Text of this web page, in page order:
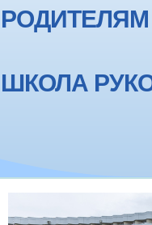
РОДИТЕЛЯМ
ШКОЛА